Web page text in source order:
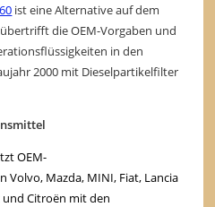
ist eine Alternative auf dem
die OEM-Vorgaben und
in den
2000 mit Dieselpartikelfilter
OEM-
Volvo, Mazda, MINI, Fiat, Lancia
und Citroën mit den